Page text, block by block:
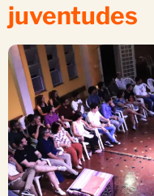
juventudes